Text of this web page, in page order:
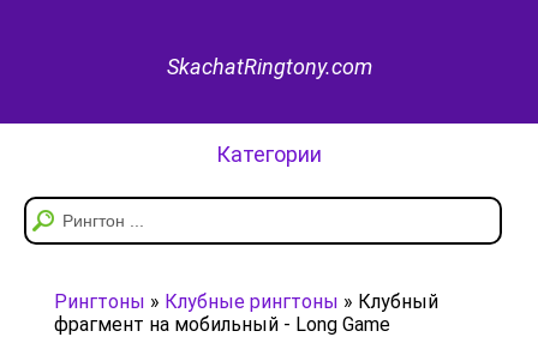
SkachatRingtony.com
Категории
Рингтоны » Клубные рингтоны » Клубный
фрагмент на мобильный - Long Game